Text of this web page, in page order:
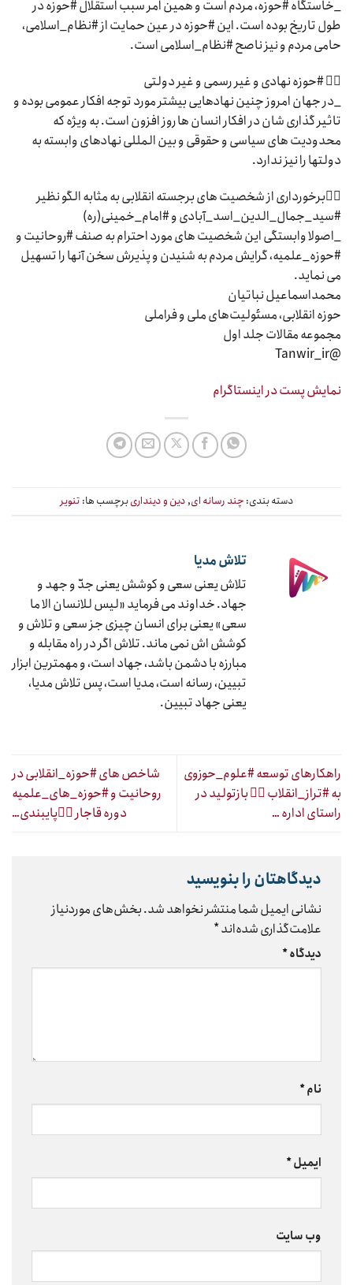
_خاستگاه #حوزه، مردم است و همین امر سبب استقلال #حوزه در
طول تاریخ بوده است. این #حوزه در عین حمایت از #نظام_اسلامی،
حامی مردم و نیز ناصح #نظام_اسلامی است.
۵⃣ #حوزه نهادی و غیر رسمی و غیر دولتی
_در جهان امروز چنین نهادهایی بیشتر مورد توجه افکار عمومی بوده و
تاثیر گذاری شان در افکار انسان ها روز افزون است. به ویژه که
محدودیت های سیاسی و حقوقی و بین المللی نهادهای وابسته به
دولتها را نیز ندارد.
۶⃣برخورداری از شخصیت های برجسته انقلابی به مثابه الگو نظیر
#سید_جمال_الدین_اسد_آبادی و #امام_خمینی(ره)
_اصولا وابستگی این شخصیت های مورد احترام به صنف #روحانیت و
#حوزه_علمیه، گرایش مردم به شنیدن و پذیرش سخن آنها را تسهیل
می نماید.
محمداسماعیل نباتیان
حوزه انقلابی، مسئولیت‌های ملی و فراملی
مجموعه مقالات جلد اول
@Tanwir_ir
نمایش پست در اینستاگرام
دسته بندی: چند رسانه ای,دین و دینداریبرچسب ها: تنویر
تلاش مدیا
تلاش یعنی سعی و کوشش یعنی جدّ و جهد و
جهاد. خداوند می فرماید «لیس للانسان الا ما
سعی» یعنی برای انسان چیزی جز سعی و تلاش و
کوشش اش نمی ماند. تلاش اگر در راه مقابله و
مبارزه با دشمن باشد، جهاد است، و مهمترین ابزار
تبیین، رسانه است، مدیا است، پس تلاش مدیا،
یعنی جهاد تبیین.
راهکارهای توسعه #علوم_حوزوی
به #تراز_انقلاب ۱⃣ بازتولید در
راستای اداره …
شاخص های #حوزه_انقلابی در
روحانیت و #حوزه_های_علمیه
دوره قاجار ۱⃣پایبندی…
دیدگاهتان را بنویسید
نشانی ایمیل شما منتشر نخواهد شد.بخش‌های موردنیاز
علامت‌گذاری شده‌اند*
دیدگاه*
نام*
ایمیل*
وب‌ سایت